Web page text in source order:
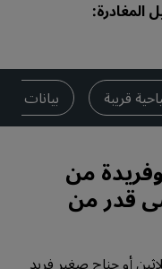
المغادرة
قريبة بيانات
من
قدر من
أو جناح صغير فريد